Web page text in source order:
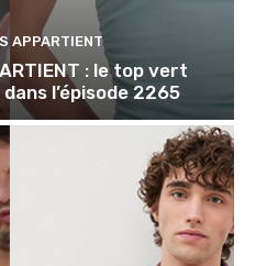
APPARTIENT
: le top vert
l’épisode 2265